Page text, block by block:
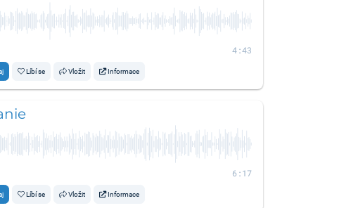
4:43
Líbí se Vložit Informace
6:17
Líbí se Vložit Informace